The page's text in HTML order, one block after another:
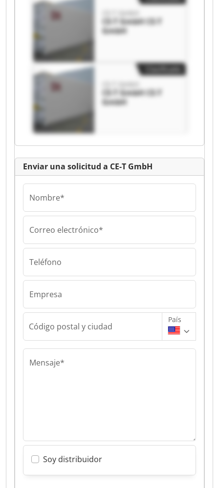
CE-T GmbH CE-T
GmbH
CE-T GmbH CE-T
GmbH
Enviar una solicitud a CE-T GmbH
Nombre*
Correo electrónico*
Teléfono
Empresa
Código postal y ciudad
País
Mensaje*
Soy distribuidor